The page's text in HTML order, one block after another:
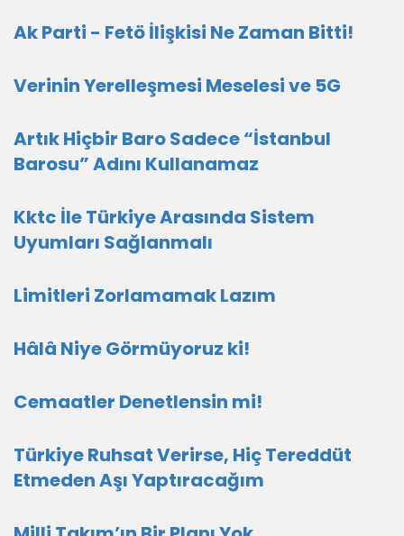
Ak Parti - Fetö İlişkisi Ne Zaman Bitti!
Verinin Yerelleşmesi Meselesi ve 5G
Artık Hiçbir Baro Sadece “İstanbul
Barosu” Adını Kullanamaz
Kktc İle Türkiye Arasında Sistem
Uyumları Sağlanmalı
Limitleri Zorlamamak Lazım
Hâlâ Niye Görmüyoruz ki!
Cemaatler Denetlensin mi!
Türkiye Ruhsat Verirse, Hiç Tereddüt
Etmeden Aşı Yaptıracağım